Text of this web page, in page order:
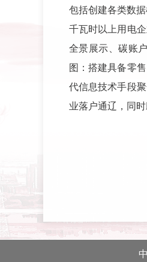
包括创建各类数
千瓦时以上用电
全景展示、碳账
图：搭建具备零
代信息技术手段
业落户通辽，同